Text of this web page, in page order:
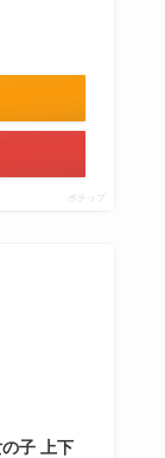
ポチップ
子 上下